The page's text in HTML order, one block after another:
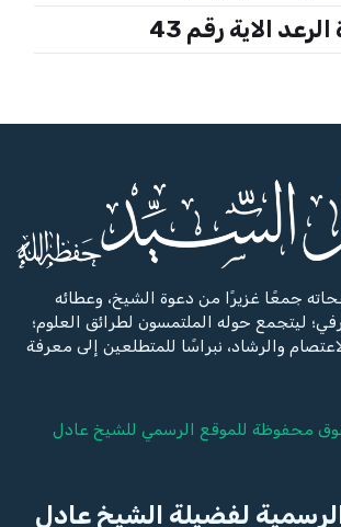
الاية رقم 43
جمعًا غزيرًا من دعوة الشيخ، وعطائه
ليتجمع حوله الملتمسون لطرائق العلوم؛
والرشاد، نبراسًا للمتطلعين إلى معرفة
عادل
لفضيلة الشيخ عادل